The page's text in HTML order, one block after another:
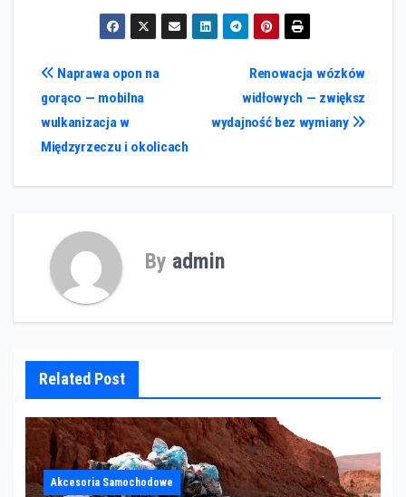
Nawigacja
wpisu
Renowacja wózków
widłowych — zwiększ
wydajność bez wymiany
Naprawa opon na
gorąco — mobilna
wulkanizacja w
Międzyrzeczu i okolicach
By admin
Related Post
Akcesoria Samochodowe